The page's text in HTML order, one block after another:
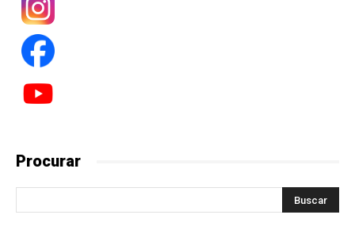
Procurar